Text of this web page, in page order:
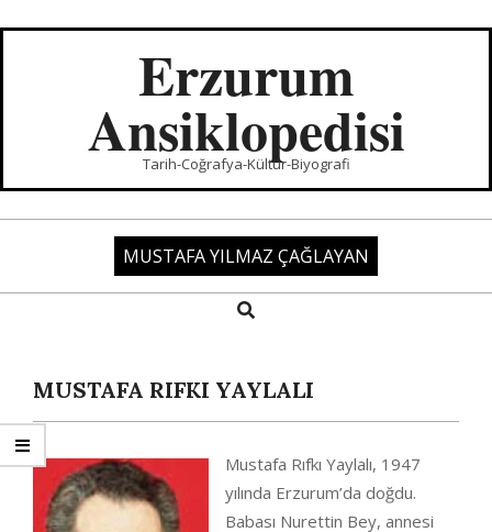
Erzurum
Ansiklopedisi
Tarih-Coğrafya-Kültür-Biyografi
MUSTAFA YILMAZ ÇAĞLAYAN
Search
MUSTAFA RIFKI YAYLALI
Mustafa Rıfkı Yaylalı, 1947
yılında Erzurum’da doğdu.
Babası Nurettin Bey, annesi